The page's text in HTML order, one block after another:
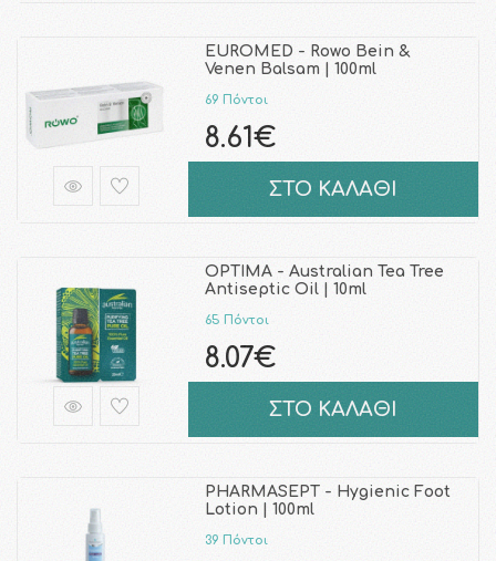
EUROMED - Rowo Bein &
Venen Balsam | 100ml
69 Πόντοι
8.61€
ΣΤΟ ΚΑΛΑΘΙ
OPTIMA - Australian Tea Tree
Antiseptic Oil | 10ml
65 Πόντοι
8.07€
ΣΤΟ ΚΑΛΑΘΙ
PHARMASEPT - Hygienic Foot
Lotion | 100ml
39 Πόντοι